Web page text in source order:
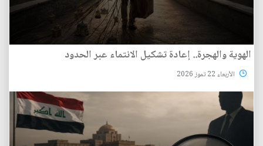
الهوية والهجرة.. إعادة تشكيل الانتماء عبر الحدود
الأربعاء 22 تموز 2026